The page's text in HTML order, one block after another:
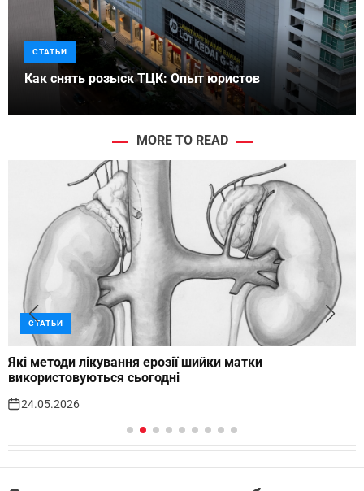
СТАТЬИ
Как снять розыск ТЦК: Опыт юристов
MORE TO READ
СТАТЬИ
Які методи лікування ерозії шийки матки
використовуються сьогодні
24.05.2026